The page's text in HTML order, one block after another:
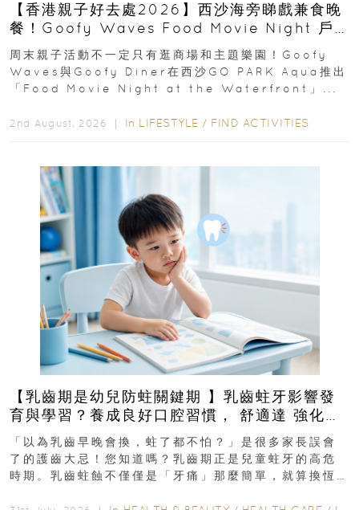
【香港親子好去處2026】西沙海旁睇戲兼食晚
餐！Goofy Waves Food Movie Night 戶
外影院逢週末登場
周末親子活動不一定只有逛商場和主題樂園！Goofy
Waves與Goofy Diner在西沙GO PARK Aqua推出
「Food Movie Night at the Waterfront」...
2nd August, 2026 ｜ In LIFESTYLE / FIND ACTIVITIES
【乳齒期是幼兒防蛀關鍵期 】乳齒蛀牙影響發
育與學習？養成良好口腔習慣， 舒適達 強化琺
瑯質 兒童牙膏防護指南
「以為乳齒早晚會換，蛀了都不怕？」是很多家長誤會
了的護齒大忌！您知道嗎？乳齒期正是兒童蛀牙的高危
時期。乳齒蛀蝕不僅僅是「牙痛」那麼簡單，就算換恆